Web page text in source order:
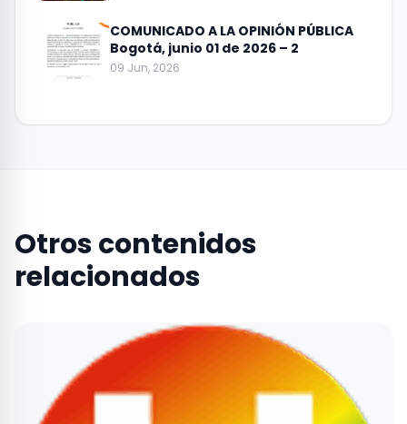
COMUNICADO A LA OPINIÓN PÚBLICA
Bogotá, junio 01 de 2026 – 2
09 Jun, 2026
Otros contenidos
relacionados